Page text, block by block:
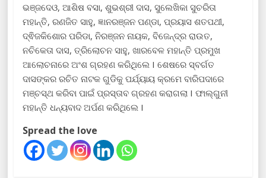
ଭଞ୍ଜଦେଓ, ଆଶିଷ ବସା, ଶୁଭଶ୍ରୀ ଦାସ, ସୁଲେଖିକା ସୁଚରିତା
ମହାନ୍ତି, ରଣଜିତ ସାହୁ, ଜ୍ଞାନରଞ୍ଜନ ପଣ୍ଡା, ପ୍ରୟାସ ଶତପଥୀ,
ଦ୍ଵିଜକିଶୋର ପରିଡା, ନିରଞ୍ଜନ ନାୟକ, ବିଜେନ୍ଦ୍ର ରାଉତ,
ନଚିକେତା ଦାସ, ତ୍ରିଲୋଚନ ସାହୁ, ଖାରବେଳ ମହାନ୍ତି ପ୍ରମୁଖ
ଆଲୋଚନାରେ ଅଂଶ ଗ୍ରହଣ କରିଥିଲେ I ଶେଷରେ ସ୍ବର୍ଗତ
ଦାସଙ୍କର ରଚିତ ନାଟକ ଗୁଡିକୁ ପର୍ଯ୍ୟାୟ କ୍ରମେ ବାରିପଦାରେ
ମଞ୍ଚସ୍ଥ କରିବା ପାଇଁ ପ୍ରସ୍ତାବ ଗ୍ରହଣ କରାଗଲା I ଫାଲ୍ଗୁନୀ
ମହାନ୍ତି ଧନ୍ୟବାଦ ଅର୍ପଣ କରିଥିଲେ I
Spread the love